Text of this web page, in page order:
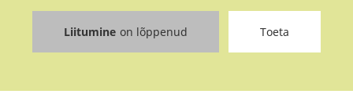
Liitumine on lõppenud Toeta